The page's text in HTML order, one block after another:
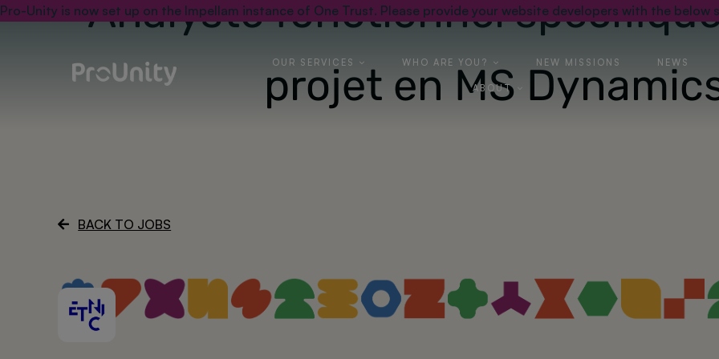
Pro-Unity is now set up on the Impellam instance of One Trust. Please provide your website developers with the
OUR SERVICES WHO ARE YOU? NEW MISSIONS NEWS
ABOUT
Analyste fonctionnel
projet en MS
BACK TO JOBS